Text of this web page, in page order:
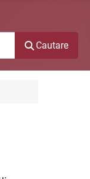
Cautare